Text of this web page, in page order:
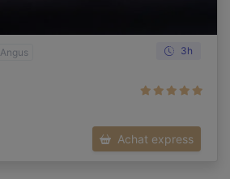
Angus 3h
Achat express